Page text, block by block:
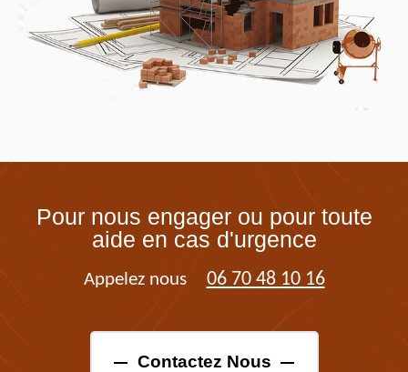
Pour nous engager ou pour toute
aide en cas d'urgence
Appelez nous 06 70 48 10 16
Contactez Nous